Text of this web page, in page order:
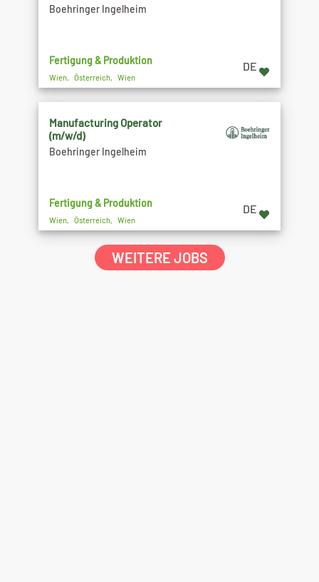
Boehringer Ingelheim
Fertigung & Produktion
Wien, Österreich, Wien
DE
Manufacturing Operator
(m/w/d)
Boehringer Ingelheim
Fertigung & Produktion
Wien, Österreich, Wien
DE
WEITERE JOBS